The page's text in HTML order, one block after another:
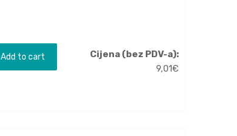
Add to cart
Cijena (bez PDV-a):
9,01€